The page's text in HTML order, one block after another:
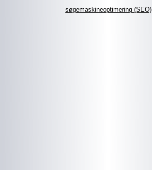
søgemaskineoptimering (SEO)